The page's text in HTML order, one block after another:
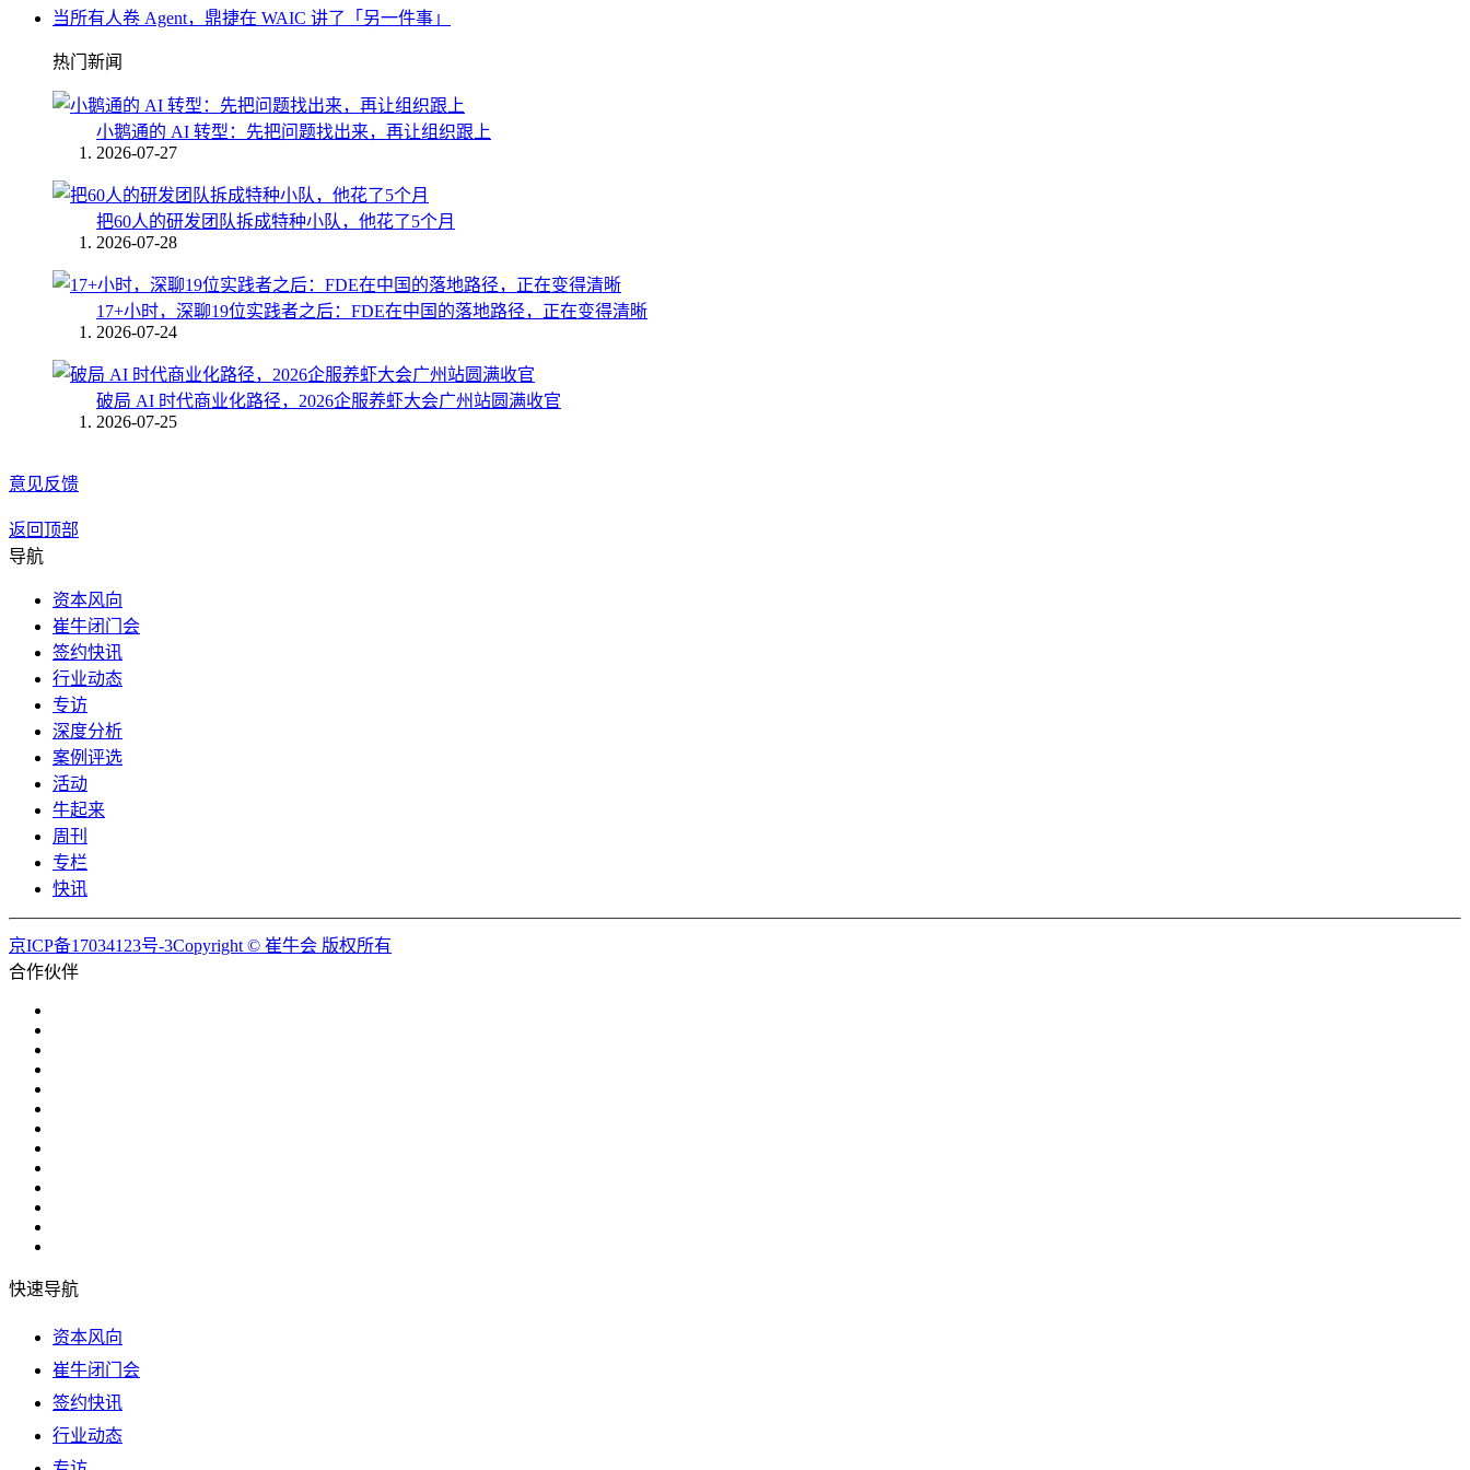
当所有人卷 Agent，鼎捷在 WAIC 讲了「另一件事」
热门新闻
小鹅通的 AI 转型：先把问题找出来，再让组织跟上
2026-07-27
把60人的研发团队拆成特种小队，他花了5个月
2026-07-28
17+小时，深聊19位实践者之后：FDE在中国的落地路径，正在变得清晰
2026-07-24
破局 AI 时代商业化路径，2026企服养虾大会广州站圆满收官
2026-07-25
意见反馈
返回顶部
导航
资本风向
崔牛闭门会
签约快讯
行业动态
专访
深度分析
案例评选
活动
牛起来
周刊
专栏
快讯
京ICP备17034123号-3Copyright © 崔牛会 版权所有
合作伙伴
快速导航
资本风向
崔牛闭门会
签约快讯
行业动态